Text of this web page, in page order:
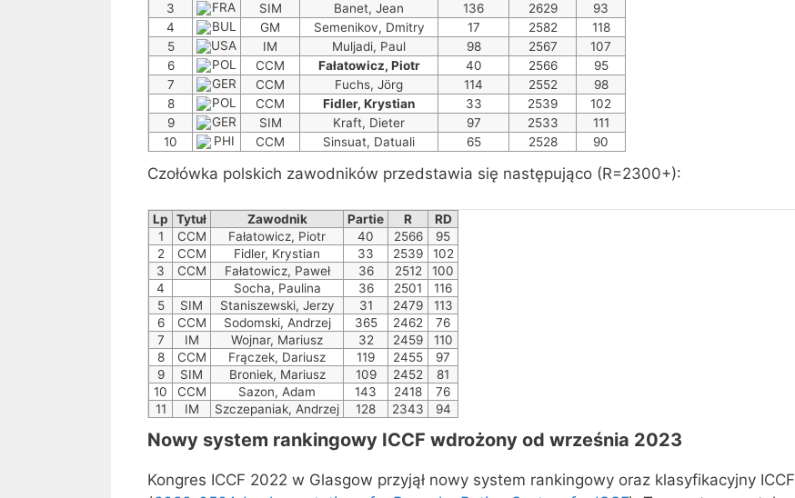
3
SIM Banet, Jean 136 2629
93
4
GM Semenikov, Dmitry 17 2582
118
5
IM Muljadi, Paul 98 2567
107
6
CCM Fałatowicz, Piotr 40 2566
95
7
CCM Fuchs, Jörg 114 2552
98
8
CCM Fidler, Krystian 33 2539
102
9
SIM Kraft, Dieter 97 2533
111
10
CCM Sinsuat, Datuali 65 2528 90
Czołówka polskich zawodników przedstawia się następująco (R=2300+):
Lp Tytuł Zawodnik Partie R
RD
1
CCM Fałatowicz, Piotr 40 2566
95
2
CCM Fidler, Krystian 33 2539
102
3
CCM Fałatowicz, Paweł 36 2512
100
4
Socha, Paulina 36 2501
116
5
SIM Staniszewski, Jerzy 31 2479
113
6
CCM Sodomski, Andrzej 365 2462
76
7
IM Wojnar, Mariusz 32 2459
110
8
CCM Frączek, Dariusz 119 2455
97
9
SIM Broniek, Mariusz 109 2452
81
10
CCM Sazon, Adam 143 2418
76
11
IM Szczepaniak, Andrzej 128 2343 94
Nowy system rankingowy ICCF wdrożony od września 2023
Kongres ICCF 2022 w Glasgow przyjął nowy system rankingowy oraz klasyfikacyjny ICCF